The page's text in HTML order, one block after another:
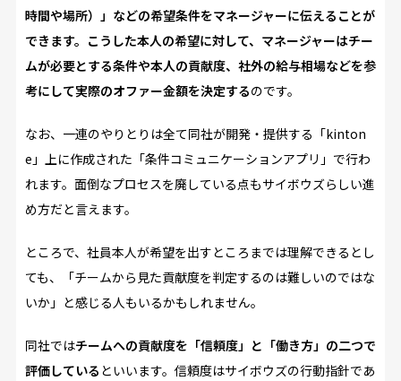
時間や場所）」などの希望条件をマネージャーに伝えることが
できます。こうした本人の希望に対して、マネージャーはチー
ムが必要とする条件や本人の貢献度、社外の給与相場などを参
考にして実際のオファー金額を決定するのです。
なお、一連のやりとりは全て同社が開発・提供する「kinton
e」上に作成された「条件コミュニケーションアプリ」で行わ
れます。面倒なプロセスを廃している点もサイボウズらしい進
め方だと言えます。
ところで、社員本人が希望を出すところまでは理解できるとし
ても、「チームから見た貢献度を判定するのは難しいのではな
いか」と感じる人もいるかもしれません。
同社ではチームへの貢献度を「信頼度」と「働き方」の二つで
評価している といいます。信頼度はサイボウズの行動指針であ